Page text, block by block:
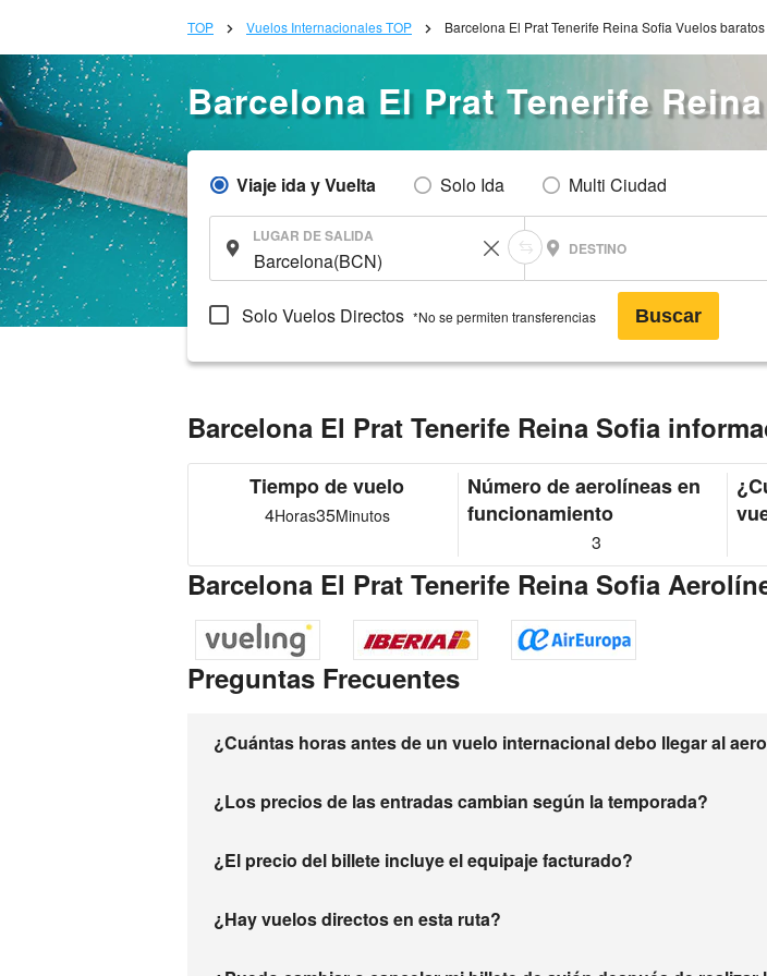
TOP Vuelos Internacionales TOP Barcelona El Prat Tenerife Reina Sofia Vuelos baratos
Barcelona El Prat Tenerife
Viaje ida y Vuelta Solo Ida Multi Ciudad
LUGAR DE SALIDA
DESTINO
Solo Vuelos Directos *No se permiten transferencias Buscar
Barcelona El Prat Tenerife Reina Sofia
Tiempo de vuelo
4Horas35Minutos
Número de aerolíneas en
funcionamiento
3
Barcelona El Prat Tenerife Reina Sofia
Preguntas Frecuentes
¿Cuántas horas antes de un vuelo internacional debo llegar al
¿Los precios de las entradas cambian según la temporada?
¿El precio del billete incluye el equipaje facturado?
¿Hay vuelos directos en esta ruta?